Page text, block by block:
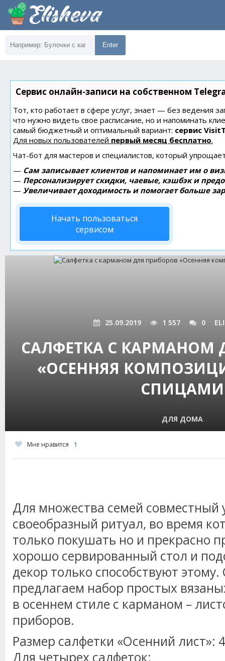
Enter
Сервис онлайн-записи на собственном
Тот, кто работает в сфере услуг, знает — без ведения
что нужно видеть свое расписание, но и напоминать
самый бюджетный и оптимальный вариант: сервис
Для новых пользователей первый месяц бесплатно.
Чат-бот для мастеров и специалистов, который
— Сам записывает клиентов и напоминает им о
— Персонализирует скидки, чаевые, кэшбэк и
— Увеличивает доходимость и помогает больше
Начать пользоваться
сервисом
25.09.2019 1 557 0
САЛФЕТКА С КАРМАНОМ
«ОСЕННЯЯ
СПИЦАМИ
ДЛЯ ДОМА
Мне нравится 1
Для множества семей совместный
своеобразный ритуал, во время
только покушать но и прекрасно
хорошо сервированный стол и
декор только способствуют
предлагаем набор простых
в осеннем стиле с карманом –
приборов.
Размер салфетки «Осенний лист»:
Для четырех салфеток: